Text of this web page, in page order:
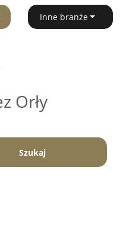
Inne branże
Orły
Szukaj